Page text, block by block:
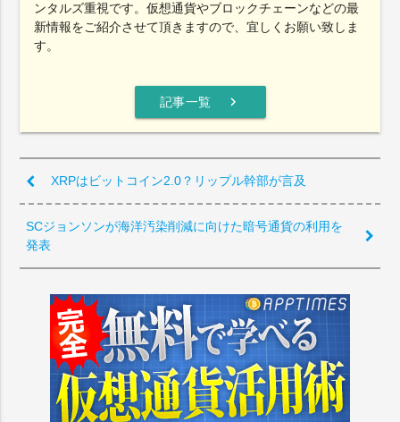
ンタルズ重視です。仮想通貨やブロックチェーンなどの最
新情報をご紹介させて頂きますので、宜しくお願い致しま
す。
記事一覧 chevron_right
XRPはビットコイン2.0？リップル幹部が言及
SCジョンソンが海洋汚染削減に向けた暗号通貨の利用を
発表